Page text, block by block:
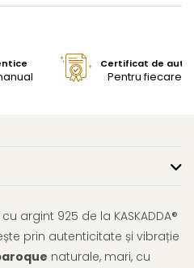
Certificat de
Pentru fiecare
argint 925 de la KASKADDA®
prin autenticitate și vibrație
naturale, mari, cu